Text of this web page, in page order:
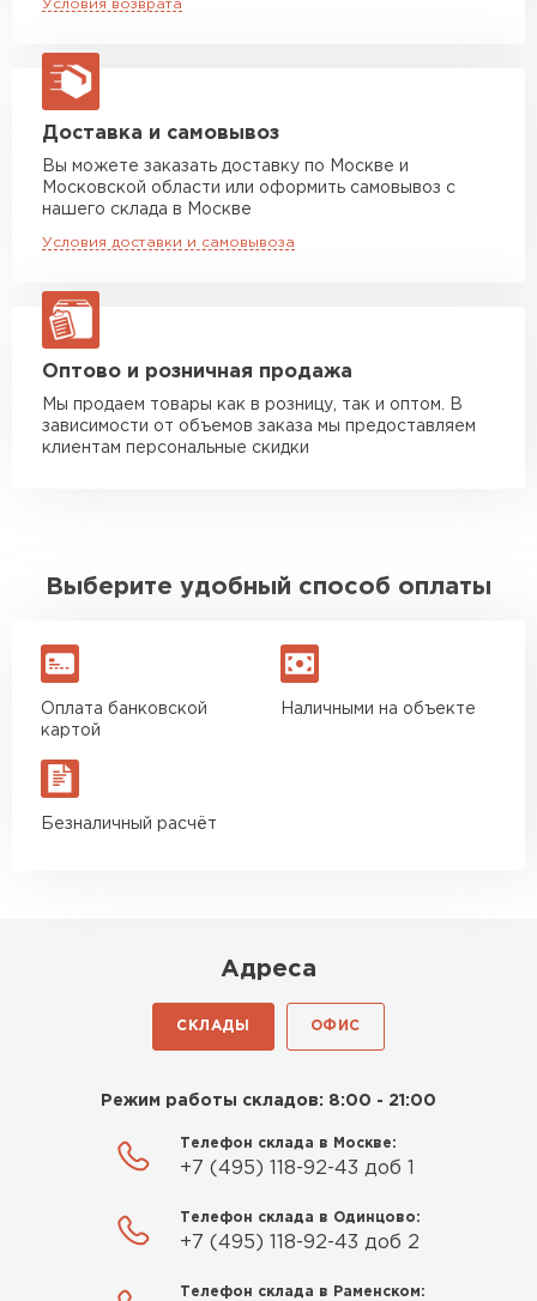
макс. длина груза 13,5 м
Манипулятор до 5 тн
макс. длина груза 6 м
Манипулятор до 10 тн
макс. длина груза 8 м
Манипулятор до 20 тн
Условия возврата
Доставка и самовывоз
Вы можете заказать доставку по Москве и
Московской области или оформить самовывоз с
нашего склада в Москве
Условия доставки и самовывоза
Оптово и розничная продажа
Мы продаем товары как в розницу, так и оптом. В
зависимости от объемов заказа мы предоставляем
клиентам персональные скидки
Выберите удобный способ оплаты
Оплата банковской
картой
Наличными на объекте
Безналичный расчёт
Адреса
СКЛАДЫ ОФИС
Режим работы складов: 8:00 - 21:00
Телефон склада в Москве:
+7 (495) 118-92-43 доб 1
Телефон склада в Одинцово:
+7 (495) 118-92-43 доб 2
Телефон склада в Раменском: